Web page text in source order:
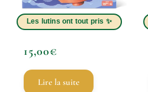
15,00€
Lire la suite